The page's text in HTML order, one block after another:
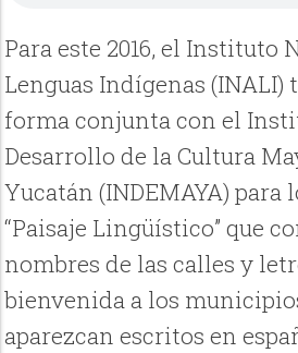
Para este 2016, el Instituto
Lenguas Indígenas (INALI)
forma conjunta con el
Desarrollo de la Cultura
Yucatán (INDEMAYA)
“Paisaje Lingüístico” que
nombres de las calles y
bienvenida a los
aparezcan escritos en